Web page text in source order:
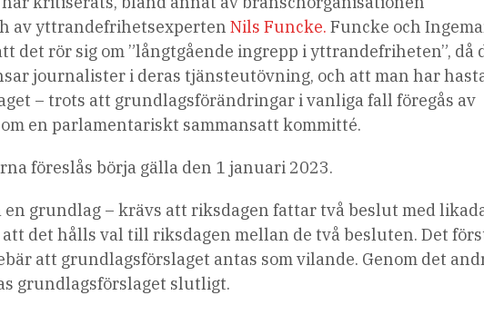
av yttrandefrihetsexpertenNils Funcke. Funcke och
det rör sig om ”långtgående ingrepp i yttrandefriheten”, då
journalister i deras tjänsteutövning, och att man har
– trots att grundlagsförändringar i vanliga fall föregås av
en parlamentariskt sammansatt kommitté.
föreslås börja gälla den 1 januari 2023.
en grundlag – krävs att riksdagen fattar två beslut med
det hålls val till riksdagen mellan de två besluten. Det
att grundlagsförslaget antas som vilande. Genom det
grundlagsförslaget slutligt.